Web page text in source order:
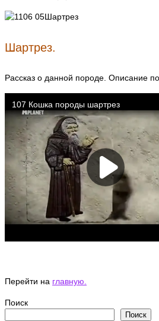
Шартрез.
Рассказ о данной породе. Описание
Перейти на главную.
Поиск
Поиск